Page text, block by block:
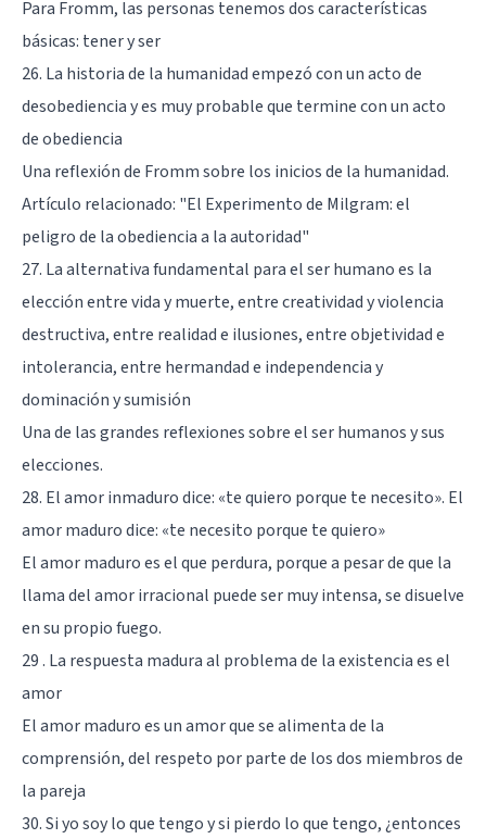
Para Fromm, las personas tenemos dos características
básicas: tener y ser
26. La historia de la humanidad empezó con un acto de
desobediencia y es muy probable que termine con un acto
de obediencia
Una reflexión de Fromm sobre los inicios de la humanidad.
Artículo relacionado: "El Experimento de Milgram: el
peligro de la obediencia a la autoridad"
27. La alternativa fundamental para el ser humano es la
elección entre vida y muerte, entre creatividad y violencia
destructiva, entre realidad e ilusiones, entre objetividad e
intolerancia, entre hermandad e independencia y
dominación y sumisión
Una de las grandes reflexiones sobre el ser humanos y sus
elecciones.
28. El amor inmaduro dice: «te quiero porque te necesito». El
amor maduro dice: «te necesito porque te quiero»
Elamor maduroes el que perdura, porque a pesar de que la
llama del amor irracional puede ser muy intensa, se disuelve
en su propio fuego.
29 . La respuesta madura al problema de la existencia es el
amor
El amor maduro es un amor que se alimenta de la
comprensión, del respeto por parte de los dos miembros de
la pareja
30. Si yo soy lo que tengo y si pierdo lo que tengo, ¿entonces